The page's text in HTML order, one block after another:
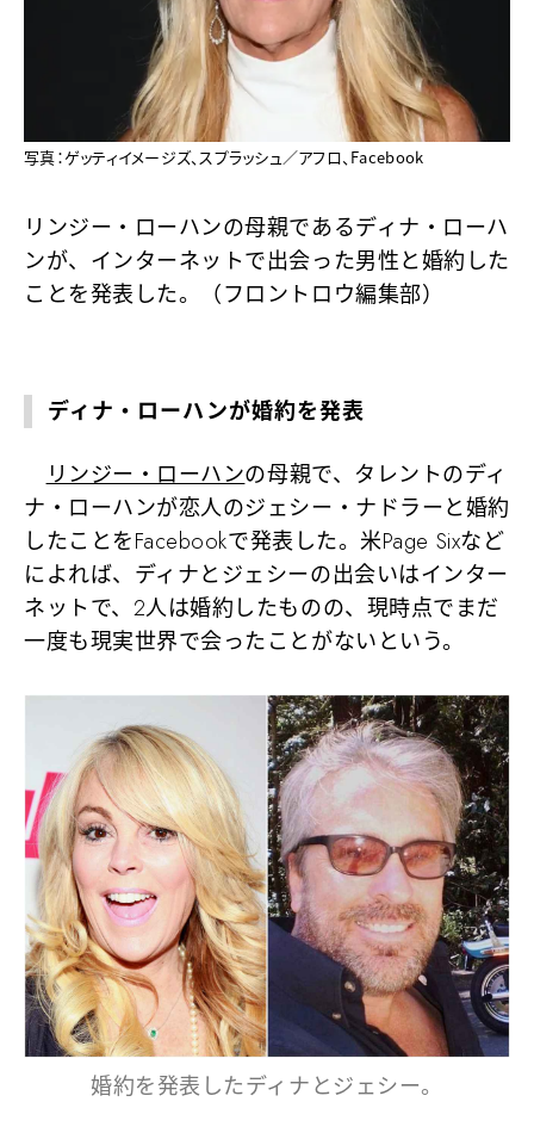
写真：ゲッティイメージズ、スプラッシュ／アフロ、Facebook
リンジー・ローハンの母親であるディナ・ローハ
ンが、インターネットで出会った男性と婚約した
ことを発表した。（フロントロウ編集部）
ディナ・ローハンが婚約を発表
リンジー・ローハンの母親で、タレントのディ
ナ・ローハンが恋人のジェシー・ナドラーと婚約
したことをFacebookで発表した。米Page Sixなど
によれば、ディナとジェシーの出会いはインター
ネットで、2人は婚約したものの、現時点でまだ
一度も現実世界で会ったことがないという。
婚約を発表したディナとジェシー。